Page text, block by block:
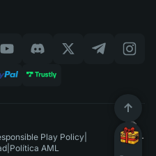
Play Policy|
| Política AML